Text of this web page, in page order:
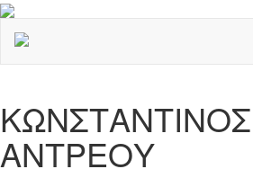
ΚΩΝΣΤΑΝΤΙΝΟΣ
ΑΝΤΡΕΟΥ